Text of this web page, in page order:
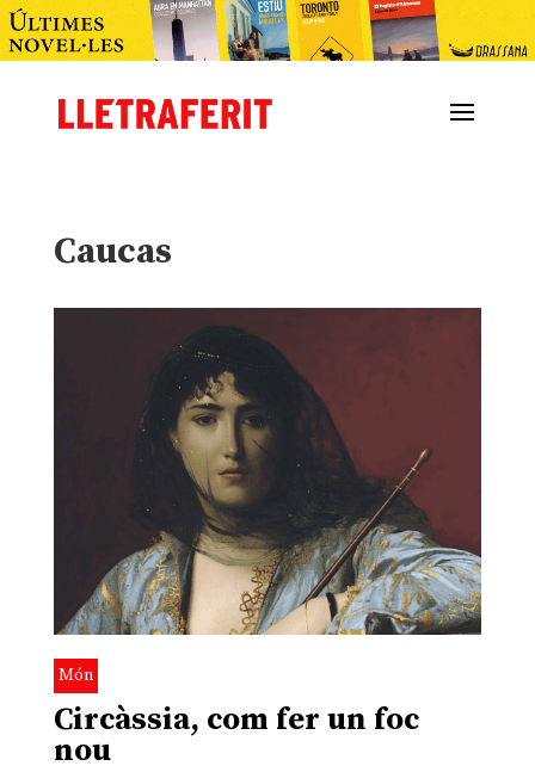
Caucas
Món
Circàssia, com fer un foc
nou